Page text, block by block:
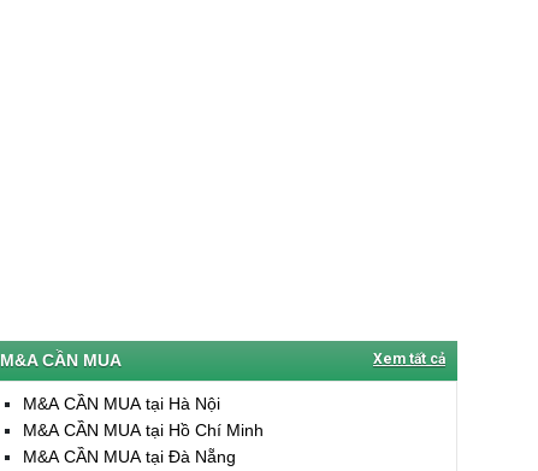
M&A CẦN MUA Xem tất cả
M&A CẦN MUA tại Hà Nội
M&A CẦN MUA tại Hồ Chí Minh
M&A CẦN MUA tại Đà Nẵng